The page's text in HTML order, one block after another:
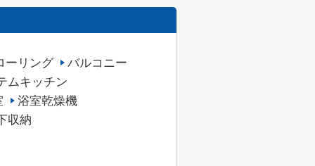
ーリング
バルコニー
ムキッチン
浴室乾燥機
収納